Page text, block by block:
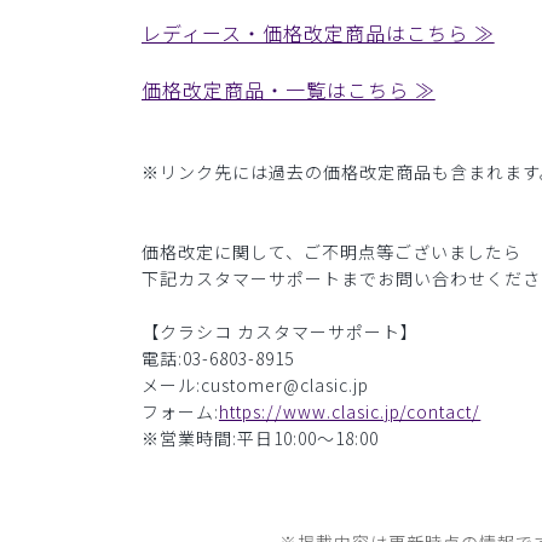
レディース・価格改定商品はこちら ≫
価格改定商品・一覧はこちら ≫
※リンク先には過去の価格改定商品も含まれま
価格改定に関して、ご不明点等ございましたら
下記カスタマーサポートまでお問い合わせくだ
【クラシコ カスタマーサポート】
電話:03-6803-8915
メール:customer@clasic.jp
フォーム:https://www.clasic.jp/contact/
※営業時間:平日10:00～18:00